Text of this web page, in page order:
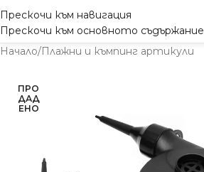
Прескочи към навигация
Прескочи към основното съдържание
Начало/Плажни и къмпинг артикули
ПРО
ДАД
ЕНО